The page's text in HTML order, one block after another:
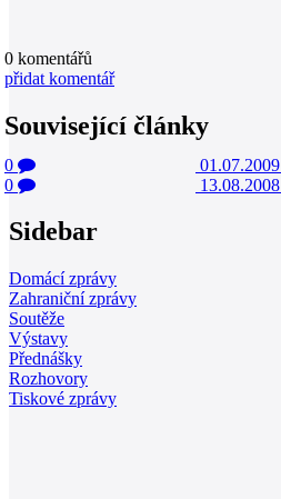
0 komentářů
přidat komentář
Související články
0 01.07.2009
0
13.08.2008
Sidebar
Domácí zprávy
Zahraniční zprávy
Soutěže
Výstavy
Přednášky
Rozhovory
Tiskové zprávy